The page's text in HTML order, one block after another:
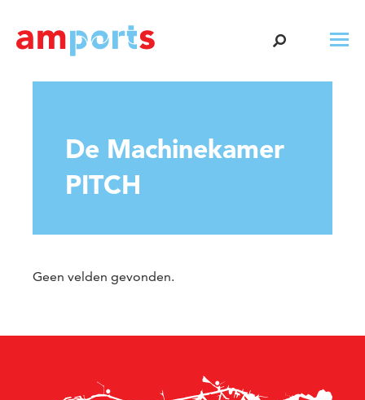
De Machinekamer
PITCH
Geen velden gevonden.